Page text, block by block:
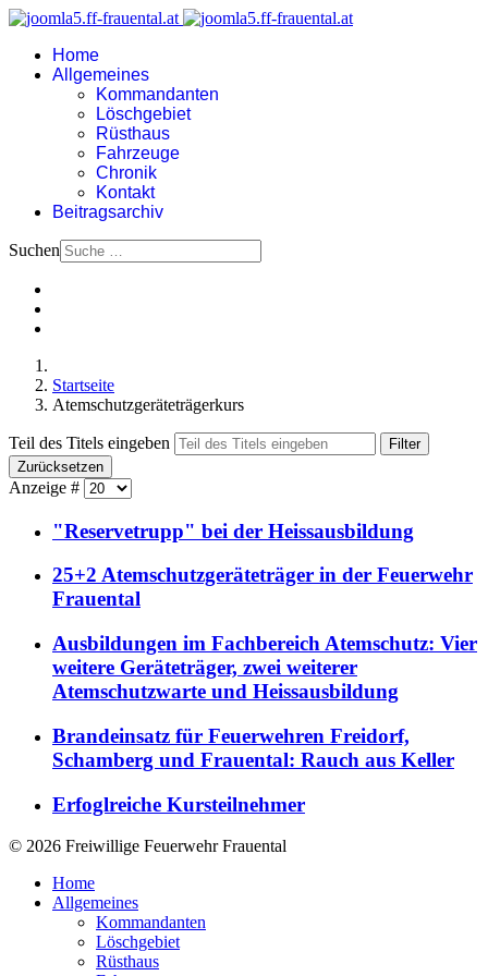
Home
Allgemeines
Kommandanten
Löschgebiet
Rüsthaus
Fahrzeuge
Chronik
Kontakt
Beitragsarchiv
Suchen
Startseite
Atemschutzgeräteträgerkurs
Teil des Titels eingeben
Filter
Zurücksetzen
Anzeige #
"Reservetrupp" bei der Heissausbildung
25+2 Atemschutzgeräteträger in der Feuerwehr
Frauental
Ausbildungen im Fachbereich Atemschutz: Vier
weitere Geräteträger, zwei weiterer
Atemschutzwarte und Heissausbildung
Brandeinsatz für Feuerwehren Freidorf,
Schamberg und Frauental: Rauch aus Keller
Erfoglreiche Kursteilnehmer
© 2026 Freiwillige Feuerwehr Frauental
Home
Allgemeines
Kommandanten
Löschgebiet
Rüsthaus